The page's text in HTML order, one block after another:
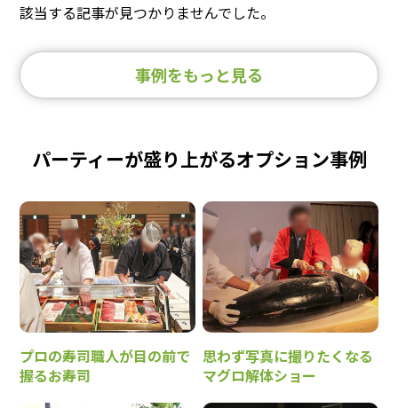
該当する記事が見つかりませんでした。
事例をもっと見る
パーティーが盛り上がるオプション事例
プロの寿司職人が目の前で
握るお寿司
思わず写真に撮りたくなる
マグロ解体ショー